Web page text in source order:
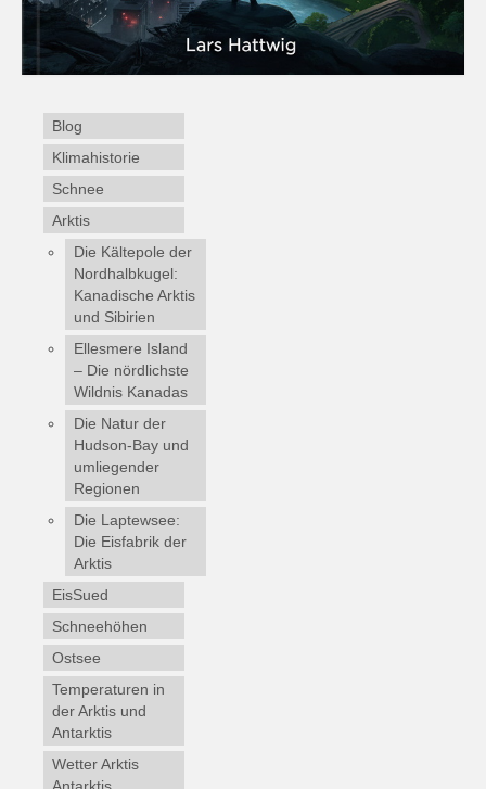
Blog
Klimahistorie
Schnee
Arktis
Die Kältepole der
Nordhalbkugel:
Kanadische Arktis
und Sibirien
Ellesmere Island
– Die nördlichste
Wildnis Kanadas
Die Natur der
Hudson-Bay und
umliegender
Regionen
Die Laptewsee:
Die Eisfabrik der
Arktis
EisSued
Schneehöhen
Ostsee
Temperaturen in
der Arktis und
Antarktis
Wetter Arktis